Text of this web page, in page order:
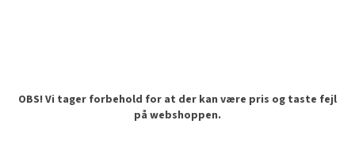
OBS! Vi tager forbehold for at der kan være pris og taste fejl
på webshoppen.